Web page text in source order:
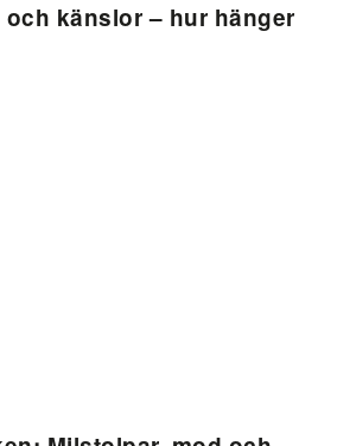
känslor – hur hänger